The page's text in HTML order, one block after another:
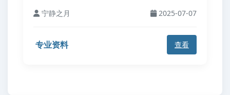
宁静之月 2025-07-07
专业资料 查看